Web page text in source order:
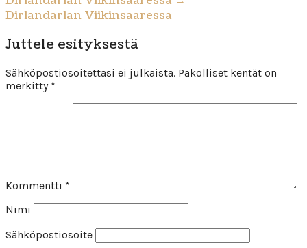
Dirlandarlan Viikinsaaressa
Juttele esityksestä
Sähköpostiosoitettasi ei julkaista. Pakolliset kentät on
merkitty *
Kommentti *
Nimi
Sähköpostiosoite